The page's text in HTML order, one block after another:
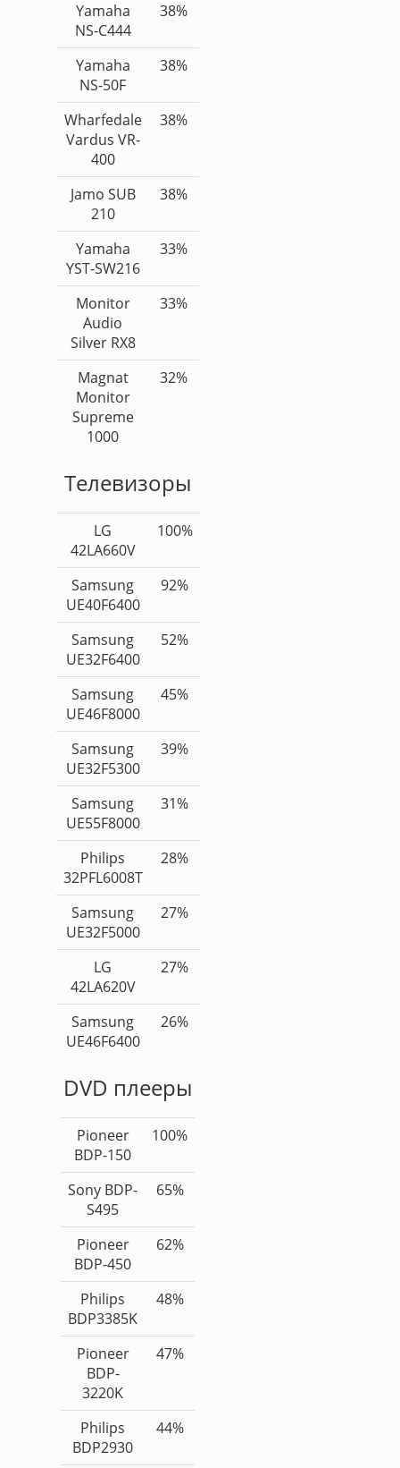
Yamaha
NS-C444
38%
Yamaha
NS-50F
38%
Wharfedale
Vardus VR-
400
38%
Jamo SUB
210
38%
Yamaha
YST-SW216
33%
Monitor
Audio
Silver RX8
33%
Magnat
Monitor
Supreme
1000
32%
Телевизоры
LG
42LA660V
100%
Samsung
UE40F6400
92%
Samsung
UE32F6400
52%
Samsung
UE46F8000
45%
Samsung
UE32F5300
39%
Samsung
UE55F8000
31%
Philips
32PFL6008T
28%
Samsung
UE32F5000
27%
LG
42LA620V
27%
Samsung
UE46F6400
26%
DVD плееры
Pioneer
BDP-150
100%
Sony BDP-
S495
65%
Pioneer
BDP-450
62%
Philips
BDP3385K
48%
Pioneer
BDP-
3220K
47%
Philips
BDP2930
44%